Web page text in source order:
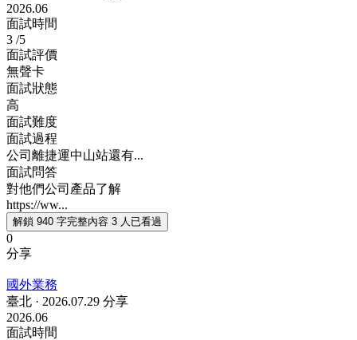
2026.06
面試時間
3 /5
面試評價
無聲卡
面試狀態
高
面試難度
面試過程
公司離捷運中山站還有...
面試問答
對他們公司產品了解
https://ww...
解鎖 940 字完整內容 3 人已看過
0
分享
國外業務
臺北 · 2026.07.29 分享
2026.06
面試時間